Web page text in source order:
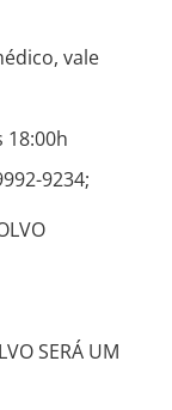
vale
18:00h
9234;
SERÁ UM